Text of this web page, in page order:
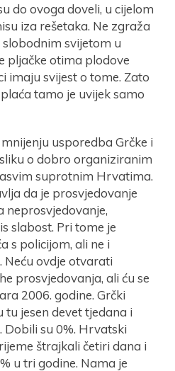
do ovoga doveli, u cijelom
iza rešetaka. Ne zgraža
svijetom u
pljačke otima plodove
imaju svijest o tome. Zato
tamo je uvijek samo
usporedba Grčke i
o dobro organiziranim
suprotnim Hrvatima.
da je prosvjedovanje
neprosvjedovanje,
slabost. Pri tome je
s policijom, ali ne i
Neću ovdje otvarati
prosvjedovanja, ali ću se
2006. godine. Grčki
jesen devet tjedana i
Dobili su 0%. Hrvatski
štrajkali četiri dana i
u tri godine. Nama je